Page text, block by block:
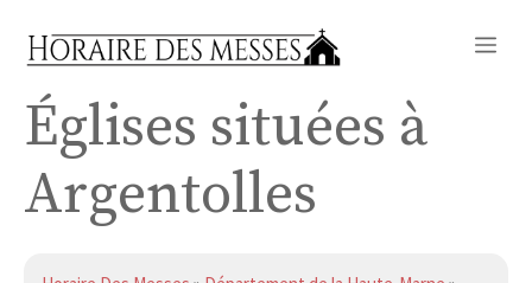
Églises situées à
Argentolles